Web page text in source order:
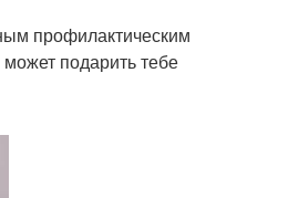
профилактическим
подарить тебе